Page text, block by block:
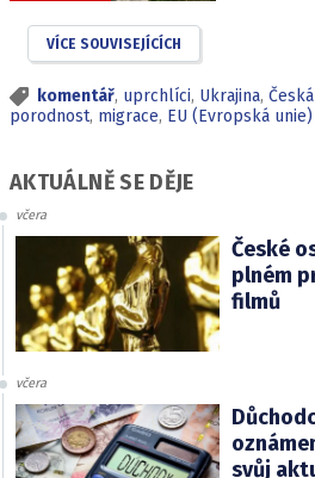
VÍCE SOUVISEJÍCÍCH
komentář, uprchlíci, Ukrajina,
porodnost, migrace, EU (Evropská unie)
AKTUÁLNĚ SE DĚJE
včera
České
plném
filmů
včera
svůj